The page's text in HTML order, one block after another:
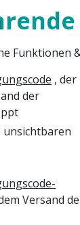
Funktionen
, der
der
unsichtbaren
Versand